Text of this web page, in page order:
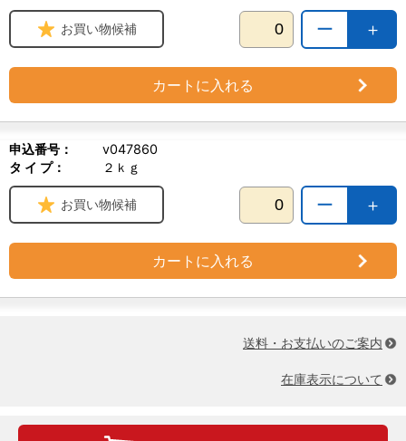
＋
ー
お買い物候補
カートに入れる
申込番号：
v047860
タ イ プ：
２ｋｇ
＋
ー
お買い物候補
カートに入れる
送料・お支払いのご案内
在庫表示について